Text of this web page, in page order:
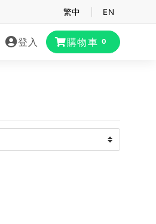
繁中 EN
登入 購物車 0